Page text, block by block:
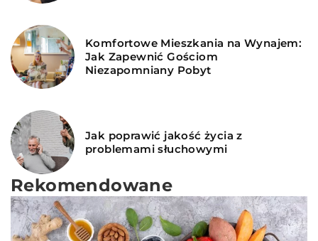
Komfortowe Mieszkania na Wynajem:
Jak Zapewnić Gościom
Niezapomniany Pobyt
Jak poprawić jakość życia z
problemami słuchowymi
Rekomendowane